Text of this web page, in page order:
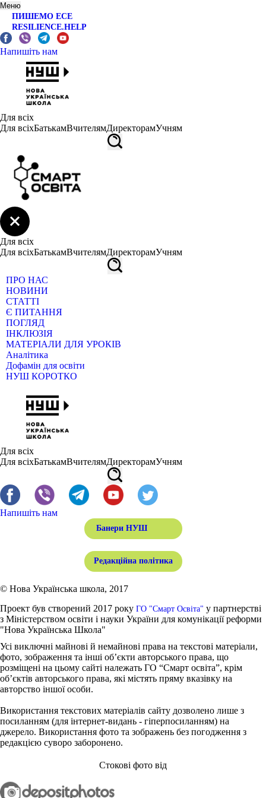
Меню
ПИШЕМО ЕСЕ
RESILIENCE.HELP
Напишіть нам
Для всіх
Для всіхБатькамВчителямДиректорамУчням
Для всіх
Для всіхБатькамВчителямДиректорамУчням
ПРО НАС
НОВИНИ
СТАТТІ
Є ПИТАННЯ
ПОГЛЯД
ІНКЛЮЗІЯ
МАТЕРІАЛИ ДЛЯ УРОКІВ
Аналітика
Дофамін для освіти
НУШ КОРОТКО
Для всіх
Для всіхБатькамВчителямДиректорамУчням
Напишіть нам
Банери НУШ
Редакційна політика
© Нова Українська школа, 2017
Проект був створений 2017 року ГО "Смарт Освіта" у партнерстві
з Міністерством освіти і науки України для комунікації реформи
"Нова Українська Школа"
Усі виключні майнові й немайнові права на текстові матеріали,
фото, зображення та інші об’єкти авторського права, що
розміщені на цьому сайті належать ГО “Смарт освіта”, крім
об’єктів авторського права, які містять пряму вказівку на
авторство іншої особи.
Використання текстових матеріалів сайту дозволено лише з
посиланням (для інтернет-видань - гіперпосиланням) на
джерело. Використання фото та зображень без погодження з
редакцією суворо заборонено.
Стокові фото від